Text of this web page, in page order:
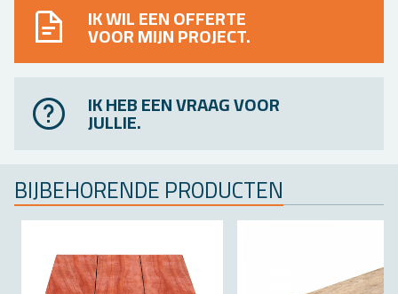
IK WIL EEN OFFERTE
VOOR MIJN PROJECT.
IK HEB EEN VRAAG VOOR
JULLIE.
BIJ­BE­HO­REN­DE PRO­DUC­TEN